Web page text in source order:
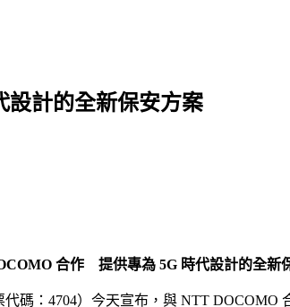
設計的全新保安方案
合作 提供專為 5G 時代設計的全新
碼：4704）今天宣布，與 NTT DOCOMO